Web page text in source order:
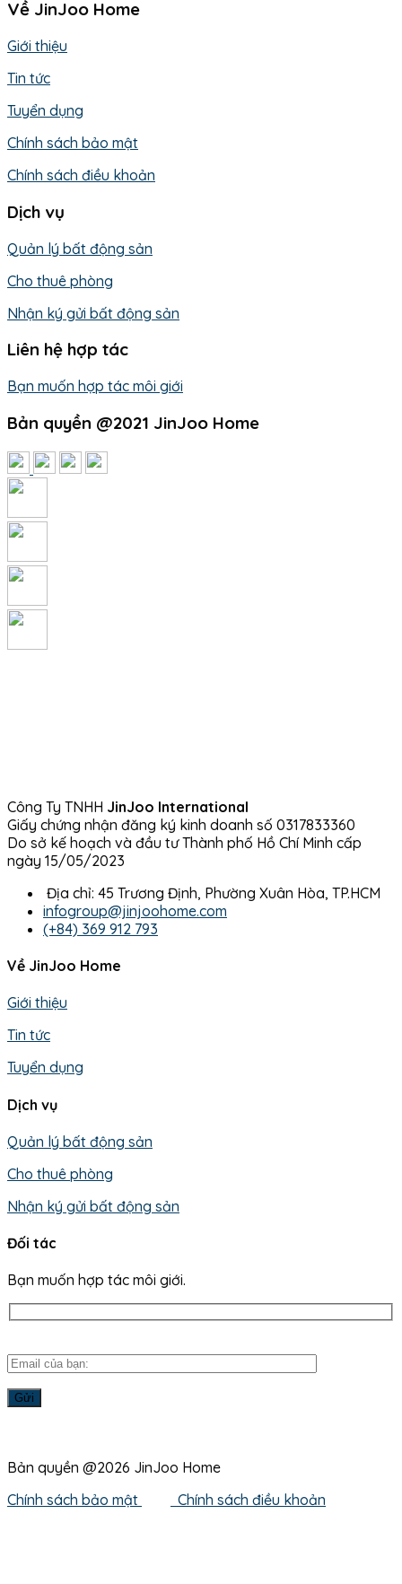
Về JinJoo Home
Giới thiệu
Tin tức
Tuyển dụng
Chính sách bảo mật
Chính sách điều khoản
Dịch vụ
Quản lý bất động sản
Cho thuê phòng
Nhận ký gửi bất động sản
Liên hệ hợp tác
Bạn muốn hợp tác môi giới
Bản quyền @2021 JinJoo Home
Công Ty TNHH JinJoo International
Giấy chứng nhận đăng ký kinh doanh số 0317833360
Do sở kế hoạch và đầu tư Thành phố Hồ Chí Minh cấp
ngày 15/05/2023
Địa chỉ: 45 Trương Định, Phường Xuân Hòa, TP.HCM
infogroup@jinjoohome.com
(+84) 369 912 793
Về JinJoo Home
Giới thiệu
Tin tức
Tuyển dụng
Dịch vụ
Quản lý bất động sản
Cho thuê phòng
Nhận ký gửi bất động sản
Đối tác
Bạn muốn hợp tác môi giới.
Bản quyền @2026 JinJoo Home
Chính sách bảo mật
Chính sách điều khoản